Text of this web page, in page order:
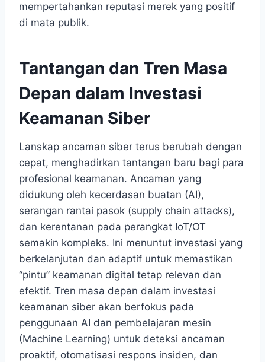
mempertahankan reputasi merek yang positif
di mata publik.
Tantangan dan Tren Masa
Depan dalam Investasi
Keamanan Siber
Lanskap ancaman siber terus berubah dengan
cepat, menghadirkan tantangan baru bagi para
profesional keamanan. Ancaman yang
didukung oleh kecerdasan buatan (AI),
serangan rantai pasok (supply chain attacks),
dan kerentanan pada perangkat IoT/OT
semakin kompleks. Ini menuntut investasi yang
berkelanjutan dan adaptif untuk memastikan
“pintu” keamanan digital tetap relevan dan
efektif. Tren masa depan dalam investasi
keamanan siber akan berfokus pada
penggunaan AI dan pembelajaran mesin
(Machine Learning) untuk deteksi ancaman
proaktif, otomatisasi respons insiden, dan